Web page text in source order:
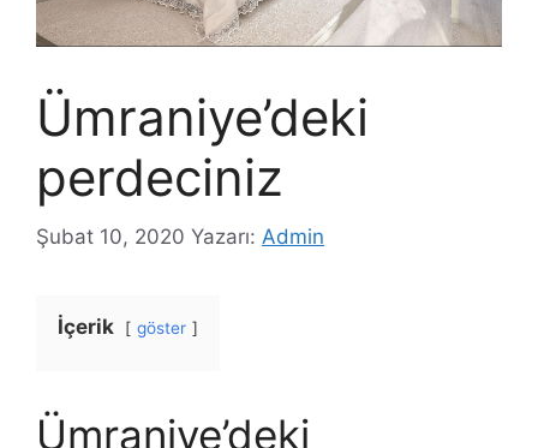
Ümraniye’deki
perdeciniz
Şubat 10, 2020 Yazarı: Admin
İçerik göster
Ümraniye’deki